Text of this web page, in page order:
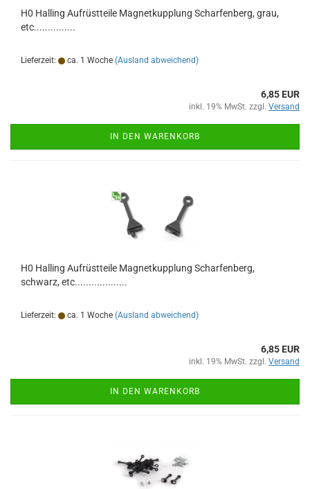
H0 Halling Aufrüstteile Magnetkupplung Scharfenberg, grau,
etc...............
Lieferzeit: ca. 1 Woche (Ausland abweichend)
6,85 EUR
inkl. 19% MwSt. zzgl. Versand
IN DEN WARENKORB
H0 Halling Aufrüstteile Magnetkupplung Scharfenberg,
schwarz, etc...................
Lieferzeit: ca. 1 Woche (Ausland abweichend)
6,85 EUR
inkl. 19% MwSt. zzgl. Versand
IN DEN WARENKORB